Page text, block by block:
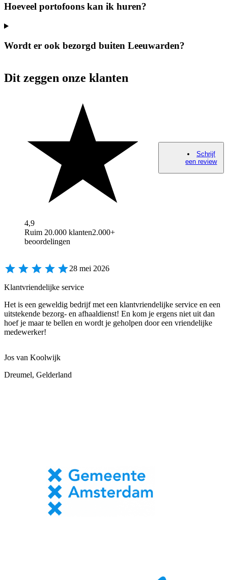
Hoeveel portofoons kan ik huren?
Wordt er ook bezorgd buiten Leeuwarden?
Dit zeggen onze klanten
4,9
Ruim 20.000 klanten2.000+
beoordelingen
Schrijf
een review
28 mei 2026
Klantvriendelijke service
Het is een geweldig bedrijf met een klantvriendelijke service en een
uitstekende bezorg- en afhaaldienst! En kom je ergens niet uit dan
hoef je maar te bellen en wordt je geholpen door een vriendelijke
medewerker!
Jos van Koolwijk
Dreumel, Gelderland